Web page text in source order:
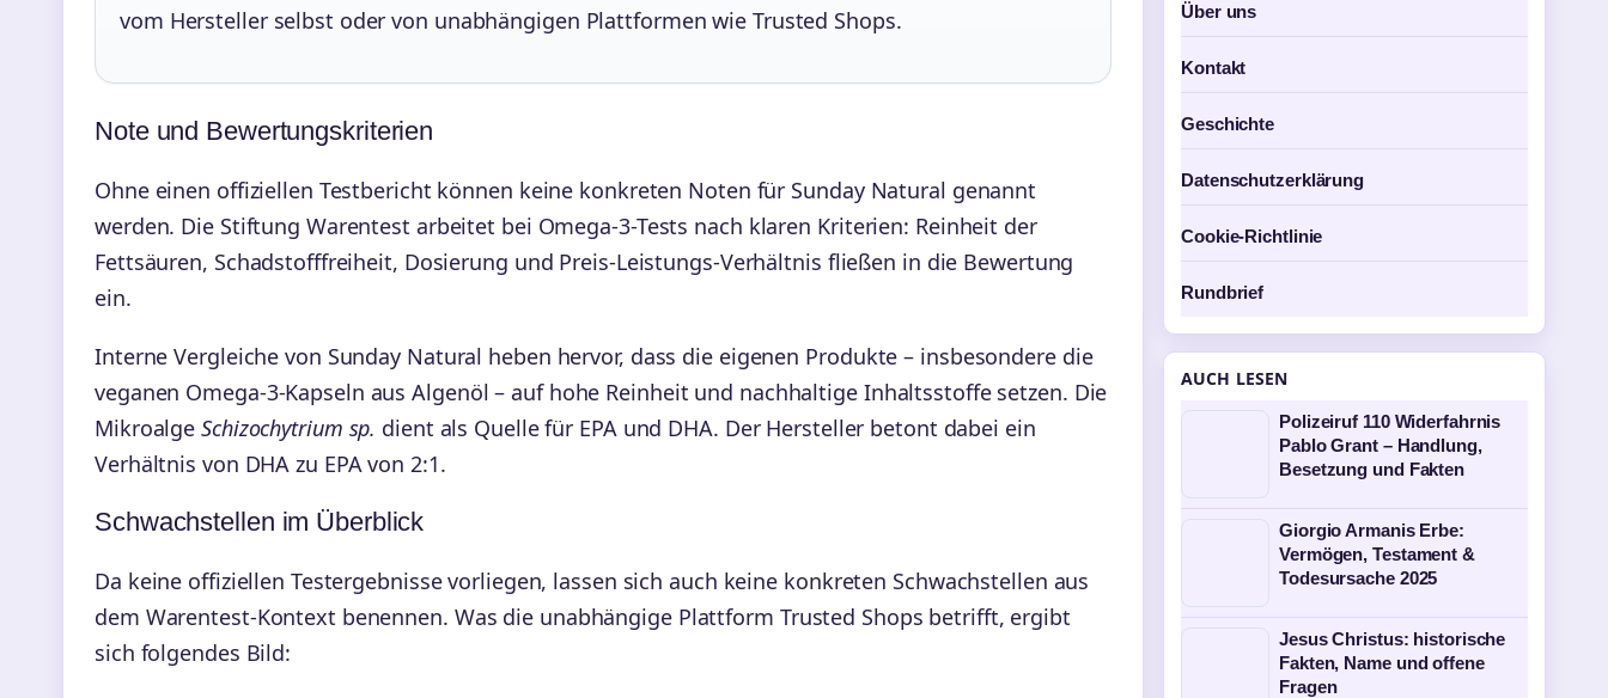
vom Hersteller selbst oder von unabhängigen Plattformen wie Trusted Shops.
Note und Bewertungskriterien
Ohne einen offiziellen Testbericht können keine konkreten Noten für Sunday Natural genannt
werden. Die Stiftung Warentest arbeitet bei Omega-3-Tests nach klaren Kriterien: Reinheit der
Fettsäuren, Schadstofffreiheit, Dosierung und Preis-Leistungs-Verhältnis fließen in die Bewertung
ein.
Interne Vergleiche von Sunday Natural heben hervor, dass die eigenen Produkte – insbesondere die
veganen Omega-3-Kapseln aus Algenöl – auf hohe Reinheit und nachhaltige Inhaltsstoffe setzen. Die
MikroalgeSchizochytrium sp. dient als Quelle für EPA und DHA. Der Hersteller betont dabei ein
Verhältnis von DHA zu EPA von 2:1.
Schwachstellen im Überblick
Da keine offiziellen Testergebnisse vorliegen, lassen sich auch keine konkreten Schwachstellen aus
dem Warentest-Kontext benennen. Was die unabhängige Plattform Trusted Shops betrifft, ergibt
sich folgendes Bild:
Über uns
Kontakt
Geschichte
Datenschutzerklärung
Cookie-Richtlinie
Rundbrief
AUCH LESEN
Polizeiruf 110 Widerfahrnis
Pablo Grant – Handlung,
Besetzung und Fakten
Giorgio Armanis Erbe:
Vermögen, Testament &
Todesursache 2025
Jesus Christus: historische
Fakten, Name und offene
Fragen